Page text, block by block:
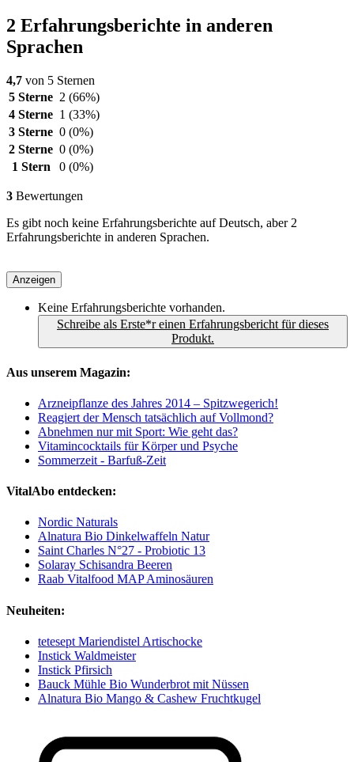
2 Erfahrungsberichte in anderen
Sprachen
4,7 von 5 Sternen
5 Sterne 2 (66%)
4 Sterne 1 (33%)
3 Sterne 0 (0%)
2 Sterne 0 (0%)
1 Stern
0 (0%)
3 Bewertungen
Es gibt noch keine Erfahrungsberichte auf Deutsch, aber 2
Erfahrungsberichte in anderen Sprachen.
Anzeigen
Keine Erfahrungsberichte vorhanden.
Schreibe als Erste*r einen Erfahrungsbericht für dieses
Produkt.
Aus unserem Magazin:
Arzneipflanze des Jahres 2014 – Spitzwegerich!
Reagiert der Mensch tatsächlich auf Vollmond?
Abnehmen nur mit Sport: Wie geht das?
Vitamincocktails für Körper und Psyche
Sommerzeit - Barfuß-Zeit
VitalAbo entdecken:
Nordic Naturals
Alnatura Bio Dinkelwaffeln Natur
Saint Charles N°27 - Probiotic 13
Solaray Schisandra Beeren
Raab Vitalfood MAP Aminosäuren
Neuheiten:
tetesept Mariendistel Artischocke
Instick Waldmeister
Instick Pfirsich
Bauck Mühle Bio Wunderbrot mit Nüssen
Alnatura Bio Mango & Cashew Fruchtkugel